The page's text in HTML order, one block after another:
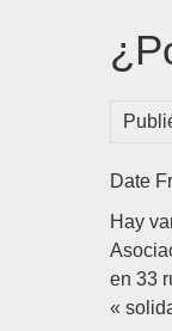
Date
Hay
en 33
«